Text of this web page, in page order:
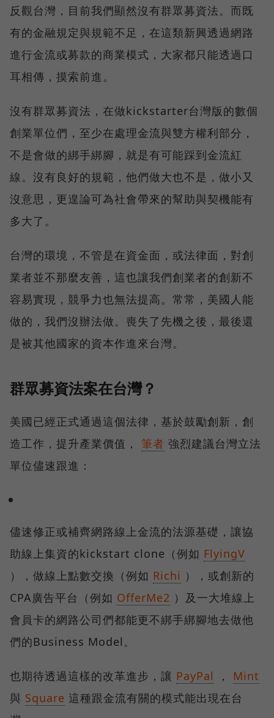
反觀台灣，目前我們顯然沒有群眾募資法。而既
有的金融規定與規範不足，在這類新興透過網路
進行金流或募款的商業模式，大家都只能透過口
耳相傳，摸索前進。
沒有群眾募資法，在做kickstarter台灣版的數個
創業單位們，至少在處理金流與雙方權利部分，
不是會做的綁手綁腳，就是有可能踩到金流紅
線。沒有良好的規範，他們做大也不是，做小又
沒意思，更遑論可為社會帶來的幫助與契機能有
多大了。
台灣的環境，不管是在資金面，或法律面，對創
業者並不那麼友善，這也讓我們創業者的創新不
容易實現，競爭力也無法提高。常常，美國人能
做的，我們沒辦法做。喪失了先機之後，最後還
是被其他國家的資本作進來台灣。
群眾募資法案在台灣？
美國已經正式通過這個法律，基於鼓勵創新，創
造工作，提升產業價值， 筆者 強烈建議台灣立法
單位儘速跟進：
儘速修正或補齊網路線上金流的法源基礎，讓協
助線上集資的kickstart clone（例如 FlyingV
），做線上點數交換（例如 Richi ），或創新的
CPA廣告平台（例如 OfferMe2 ）及一大堆線上
會員卡的網路公司們都能更不綁手綁腳地去做他
們的Business Model。
也期待透過這樣的改革進步，讓 PayPal ， Mint
與 Square 這種跟金流有關的模式能出現在台